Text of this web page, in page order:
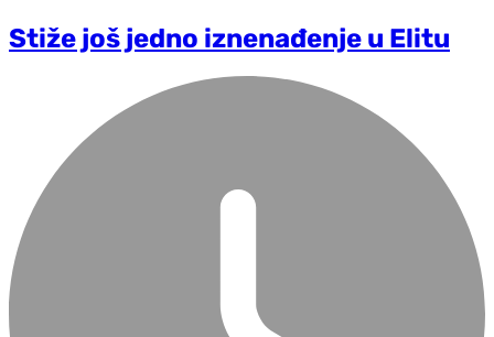
Stiže još jedno iznenađenje u Elitu